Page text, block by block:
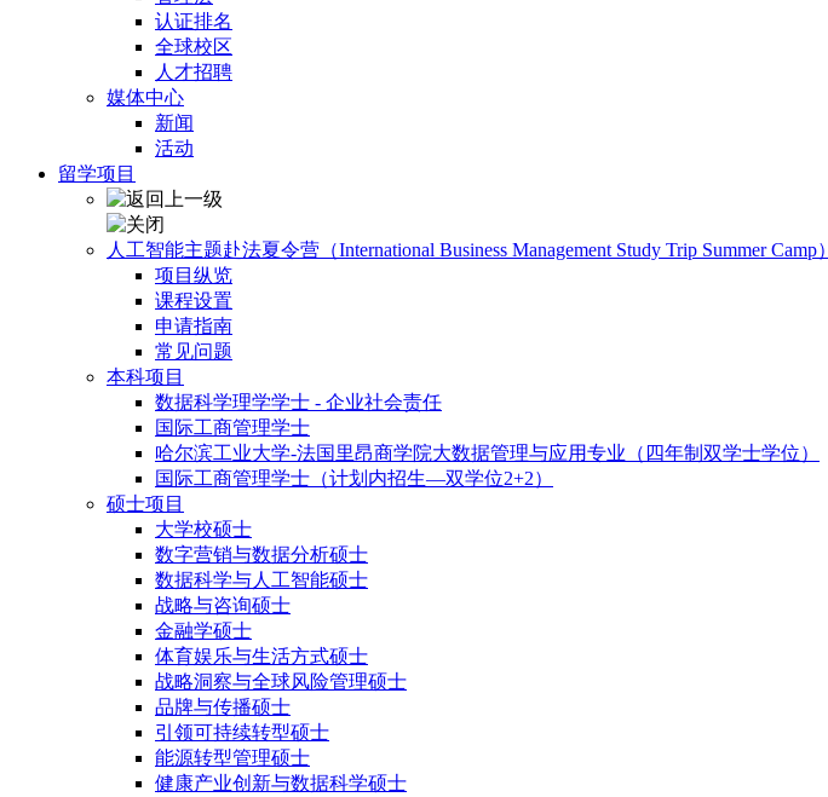
认证排名
全球校区
人才招聘
媒体中心
新闻
活动
留学项目
人工智能主题赴法夏令营（International Business Management Study Trip Summer Camp）
项目纵览
课程设置
申请指南
常见问题
本科项目
数据科学理学学士 - 企业社会责任
国际工商管理学士
哈尔滨工业大学-法国里昂商学院大数据管理与应用专业（四年制双学士学位）
国际工商管理学士（计划内招生—双学位2+2）
硕士项目
大学校硕士
数字营销与数据分析硕士
数据科学与人工智能硕士
战略与咨询硕士
金融学硕士
体育娱乐与生活方式硕士
战略洞察与全球风险管理硕士
品牌与传播硕士
引领可持续转型硕士
能源转型管理硕士
健康产业创新与数据科学硕士